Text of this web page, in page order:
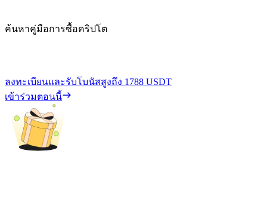
ค้นหาคู่มือการซื้อคริปโต
ลงทะเบียนและรับโบนัสสูงถึง 1788 USDT
เข้าร่วมตอนนี้